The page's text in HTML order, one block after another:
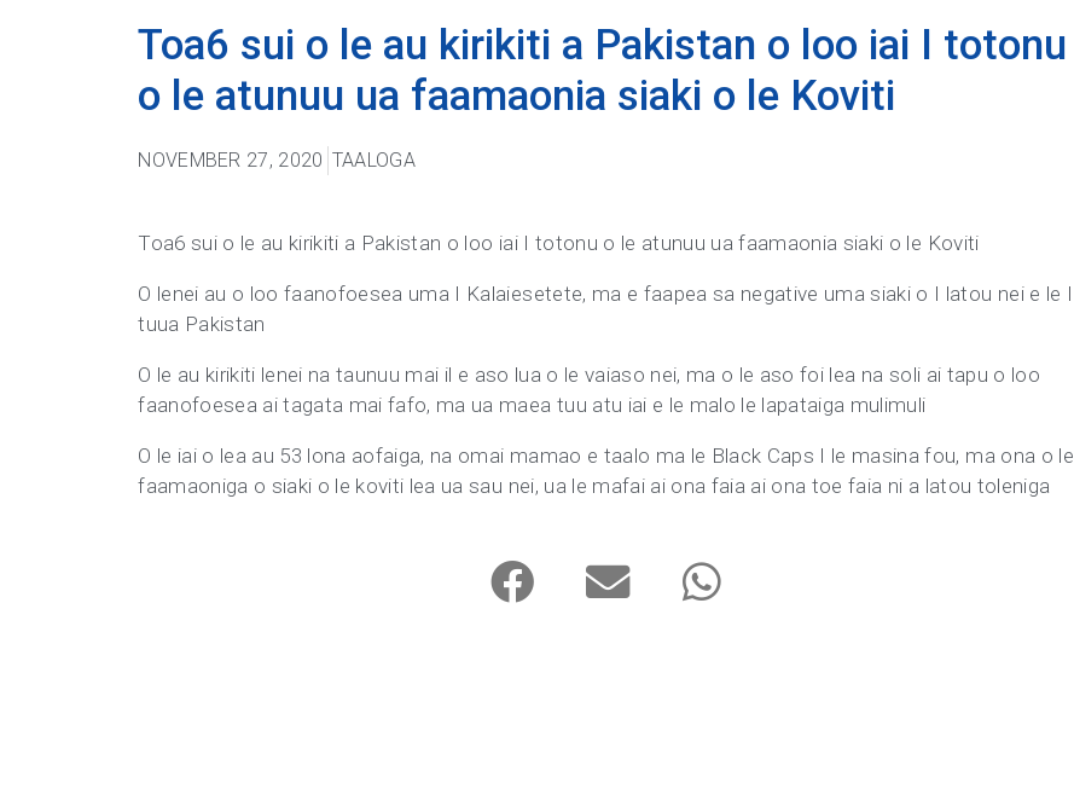
Toa6 sui o le au kirikiti a Pakistan o loo iai I totonu
o le atunuu ua faamaonia siaki o le Koviti
NOVEMBER 27, 2020 TAALOGA
Toa6 sui o le au kirikiti a Pakistan o loo iai I totonu o le atunuu ua faamaonia siaki o le Koviti
O lenei au o loo faanofoesea uma I Kalaiesetete, ma e faapea sa negative uma siaki o I latou nei e le I
tuua Pakistan
O le au kirikiti lenei na taunuu mai il e aso lua o le vaiaso nei, ma o le aso foi lea na soli ai tapu o loo
faanofoesea ai tagata mai fafo, ma ua maea tuu atu iai e le malo le lapataiga mulimuli
O le iai o lea au 53 lona aofaiga, na omai mamao e taalo ma le Black Caps I le masina fou, ma ona o le
faamaoniga o siaki o le koviti lea ua sau nei, ua le mafai ai ona faia ai ona toe faia ni a latou toleniga